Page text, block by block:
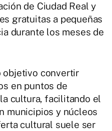
de Ciudad Real y
gratuitas a pequeñas
durante los meses de
objetivo convertir
en puntos de
cultura, facilitando el
municipios y núcleos
cultural suele ser